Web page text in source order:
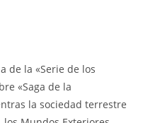
de la «Serie de los
«Saga de la
la sociedad terrestre